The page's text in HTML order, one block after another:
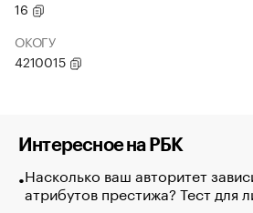
16
ОКОГУ
4210015
Интересное на РБК
Насколько ваш авторитет
атрибутов престижа? Тест для